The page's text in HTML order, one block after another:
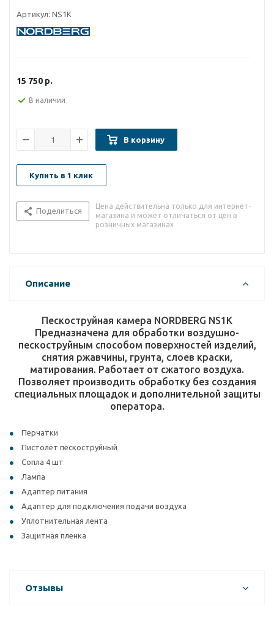
Артикул: NS1K
15 750 р.
В наличии
В корзину
Купить в 1 клик
Поделиться
Цена действительна только для интернет-
магазина и может отличаться от цен в
розничных магазинах
Описание
Пескоструйная камера NORDBERG NS1K
Предназначена для обработки воздушно-
пескоструйным способом поверхностей изделий,
снятия ржавчины, грунта, слоев краски,
матирования. Работает от сжатого воздуха.
Позволяет производить обработку без создания
специальных площадок и дополнительной защиты
оператора.
Перчатки
Пистолет пескоструйный
Сопла 4 шт
Лампа
Адаптер питания
Адаптер для подключения подачи воздуха
Уплотнительная лента
Защитная пленка
Отзывы